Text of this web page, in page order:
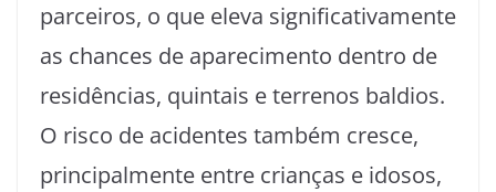
parceiros, o que eleva significativamente
as chances de aparecimento dentro de
residências, quintais e terrenos baldios.
O risco de acidentes também cresce,
principalmente entre crianças e idosos,